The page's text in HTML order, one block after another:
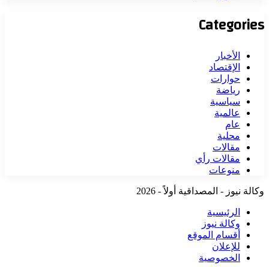
Categories
الأخبار
الإقتصاد
حوارات
رياضة
سياسية
عالمية
عام
محلية
مقالات
مقالات رأي
منوعات
وكالة نيوز - المصداقية أولاً - 2026
الرئيسية
وكالة نيوز
أقسام الموقع
للإعلان
الخصوصية